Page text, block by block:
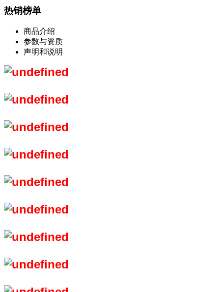
热销榜单
商品介绍
参数与资质
声明和说明